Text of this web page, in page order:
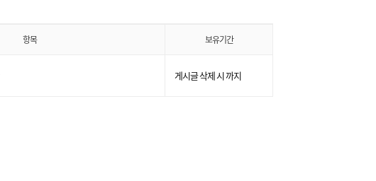
항목 보유기간
게시글 삭제 시 까지